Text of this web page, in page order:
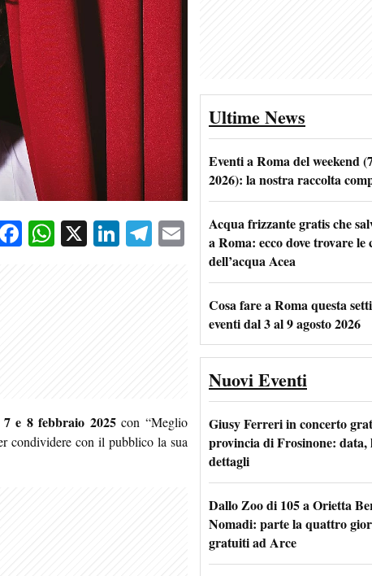
Facebook
WhatsApp
X LinkedIn
Telegram
Email
7 e 8 febbraio 2025con “Meglio
condividere con il pubblico la sua
Ultime News
Eventi a Roma del weekend
2026): la nostra raccolta
Acqua frizzante gratis che
a Roma: ecco dove trovare le
dell’acqua Acea
Cosa fare a Roma questa
eventi dal 3 al 9 agosto 2026
Nuovi Eventi
Giusy Ferreri in concerto
provincia di Frosinone: data,
dettagli
Dallo Zoo di 105 a Orietta
Nomadi: parte la quattro
gratuiti ad Arce